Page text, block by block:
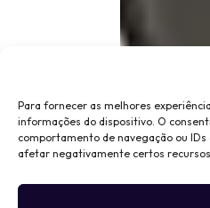
Para fornecer as melhores
informações do dispositivo. O
comportamento de navegação ou
afetar negativamente certos